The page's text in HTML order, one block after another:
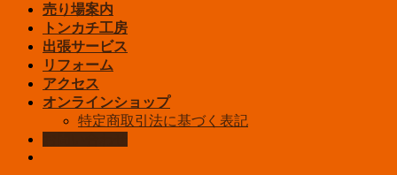
売り場案内
トンカチ工房
出張サービス
リフォーム
アクセス
オンラインショップ
特定商取引法に基づく表記